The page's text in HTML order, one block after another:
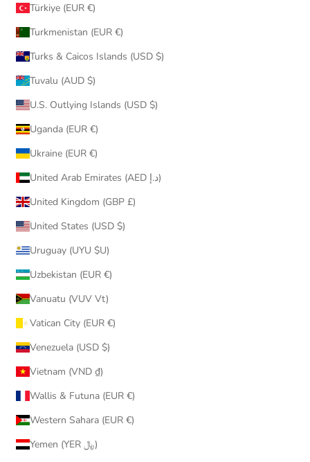
Türkiye (EUR €)
Turkmenistan (EUR €)
Turks & Caicos Islands (USD $)
Tuvalu (AUD $)
U.S. Outlying Islands (USD $)
Uganda (EUR €)
Ukraine (EUR €)
United Arab Emirates (AED د.إ)
United Kingdom (GBP £)
United States (USD $)
Uruguay (UYU $U)
Uzbekistan (EUR €)
Vanuatu (VUV Vt)
Vatican City (EUR €)
Venezuela (USD $)
Vietnam (VND ₫)
Wallis & Futuna (EUR €)
Western Sahara (EUR €)
Yemen (YER ﷼)